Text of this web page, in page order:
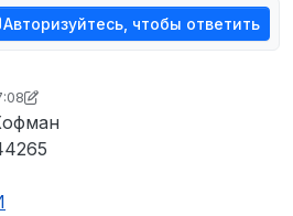
Авторизуйтесь, чтобы ответить